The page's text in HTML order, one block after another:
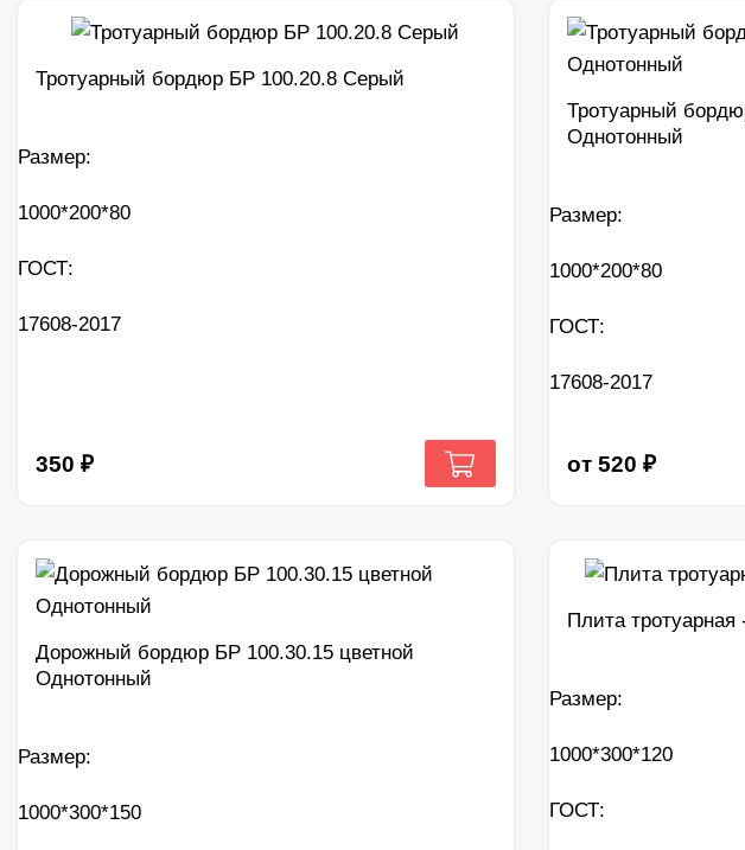
Тротуарный бордюр БР 100.20.8 Серый
Размер:
1000*200*80
ГОСТ:
17608-2017
350 ₽
Тротуарный
Однотонный
Размер:
1000*200*80
ГОСТ:
17608-2017
от 520 ₽
Дорожный бордюр БР 100.30.15 цветной
Однотонный
Размер:
1000*300*150
Плита
Размер:
1000*300*120
ГОСТ: